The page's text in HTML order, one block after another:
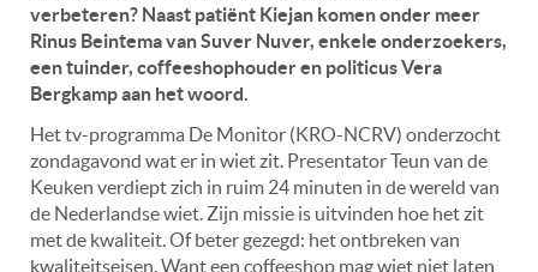
verbeteren? Naast patiënt Kiejan komen onder meer
Rinus Beintema van Suver Nuver, enkele onderzoekers,
een tuinder, coffeeshophouder en politicus Vera
Bergkamp aan het woord.
Het tv-programma De Monitor (KRO-NCRV) onderzocht
zondagavond wat er in wiet zit. Presentator Teun van de
Keuken verdiept zich in ruim 24 minuten in de wereld van
de Nederlandse wiet. Zijn missie is uitvinden hoe het zit
met de kwaliteit. Of beter gezegd: het ontbreken van
kwaliteitseisen. Want een coffeeshop mag wiet niet laten